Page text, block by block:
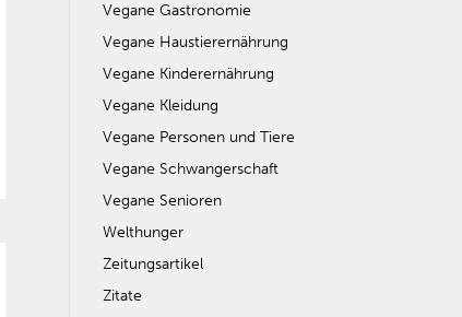
Vegane Gastronomie
Vegane Haustierernährung
Vegane Kinderernährung
Vegane Kleidung
Vegane Personen und Tiere
Vegane Schwangerschaft
Vegane Senioren
Welthunger
Zeitungsartikel
Zitate